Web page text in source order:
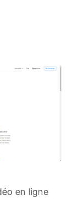
en ligne